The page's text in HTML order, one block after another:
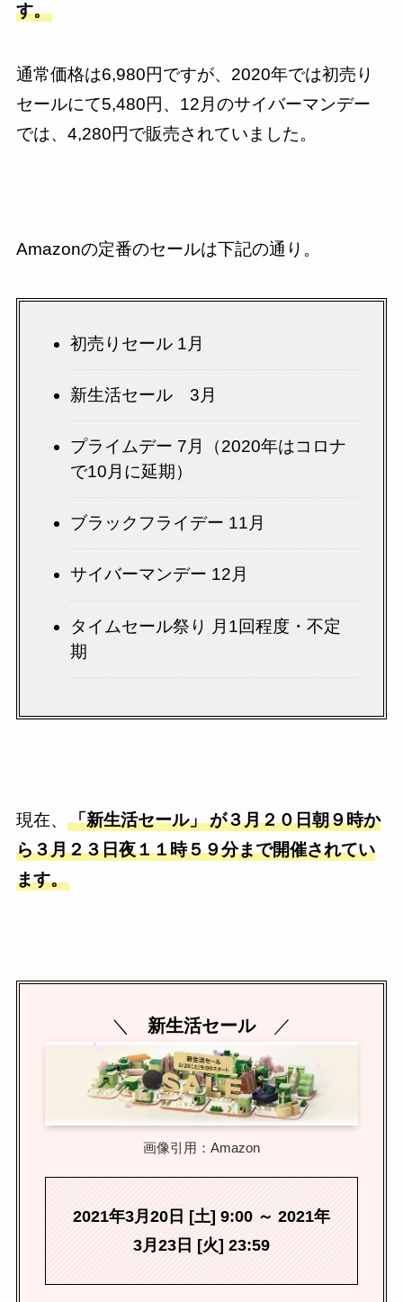
す。
通常価格は6,980円ですが、2020年では初売り
セールにて5,480円、12月のサイバーマンデー
では、4,280円で販売されていました。
Amazonの定番のセールは下記の通り。
初売りセール 1月
新生活セール 3月
プライムデー 7月（2020年はコロナ
で10月に延期）
ブラックフライデー 11月
サイバーマンデー 12月
タイムセール祭り 月1回程度・不定
期
現在、 「新生活セール」が３月２０日朝９時か
ら３月２３日夜１１時５９分まで開催されてい
ます。
＼ 新生活セール／
画像引用：Amazon
2021年3月20日 [土] 9:00 ～ 2021年
3月23日 [火] 23:59